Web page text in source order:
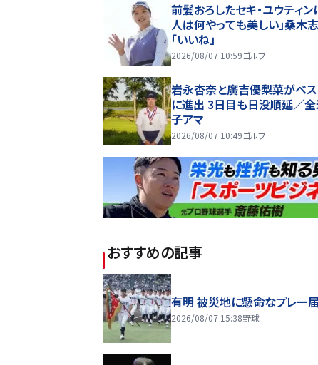
前髪おろしたセキ・ユウティン
人は何やっても美しい」桑木
「いいね」
2026/08/07 10:59ゴルフ
岩永杏奈と廣吉優梨菜がベス
に進出 3日目も日没順延／
子アマ
2026/08/07 10:49ゴルフ
おすすめの記事
有明 被災地に懸命なプレー
2026/08/07 15:38野球